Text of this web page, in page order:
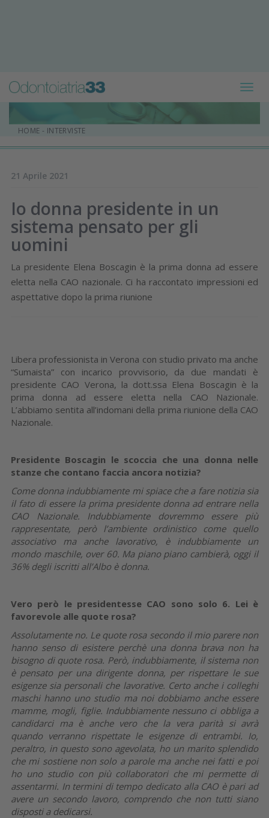
HOME - INTERVISTE
21 Aprile 2021
Io donna presidente in un
sistema pensato per gli
uomini
La presidente Elena Boscagin è la prima donna ad essere
eletta nella CAO nazionale. Ci ha raccontato impressioni ed
aspettative dopo la prima riunione
Libera professionista in Verona con studio privato ma anche
“Sumaista” con incarico provvisorio, da due mandati è
presidente CAO Verona, la dott.ssa Elena Boscagin è la
prima donna ad essere eletta nella CAO Nazionale.
L’abbiamo sentita all’indomani della prima riunione della CAO
Nazionale.
Presidente Boscagin le scoccia che una donna nelle
stanze che contano faccia ancora notizia?
Come donna indubbiamente mi spiace che a fare notizia sia
il fato di essere la prima presidente donna ad entrare nella
CAO Nazionale. Indubbiamente dovremmo essere più
rappresentate, però l’ambiente ordinistico come quello
associativo ma anche lavorativo, è indubbiamente un
mondo maschile, over 60. Ma piano piano cambierà, oggi il
36% degli iscritti all’Albo è donna.
Vero però le presidentesse CAO sono solo 6. Lei è
favorevole alle quote rosa?
Assolutamente no. Le quote rosa secondo il mio parere non
hanno senso di esistere perchè una donna brava non ha
bisogno di quote rosa. Però, indubbiamente, il sistema non
è pensato per una dirigente donna, per rispettare le sue
esigenze sia personali che lavorative. Certo anche i colleghi
maschi hanno uno studio ma noi dobbiamo anche essere
mamme, mogli, figlie. Indubbiamente nessuno ci obbliga a
candidarci ma è anche vero che la vera parità si avrà
quando verranno rispettate le esigenze di entrambi. Io,
peraltro, in questo sono agevolata, ho un marito splendido
che mi sostiene non solo a parole ma anche nei fatti e poi
ho uno studio con più collaboratori che mi permette di
assentarmi. In termini di tempo dedicato alla CAO è pari ad
avere un secondo lavoro, comprendo che non tutti siano
disposti a dedicarsi.